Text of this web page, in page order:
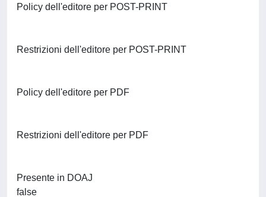
Policy dell'editore per POST-PRINT
Restrizioni dell'editore per POST-PRINT
Policy dell'editore per PDF
Restrizioni dell'editore per PDF
Presente in DOAJ